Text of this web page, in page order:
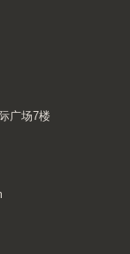
广场7楼